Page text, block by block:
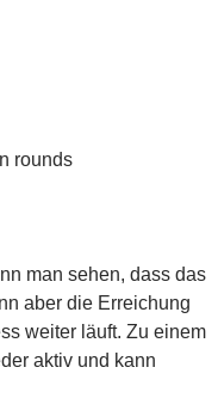
rounds
man sehen, dass das
aber die Erreichung
weiter läuft. Zu einem
aktiv und kann